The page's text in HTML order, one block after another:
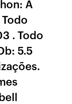
A
. Todo
5.5